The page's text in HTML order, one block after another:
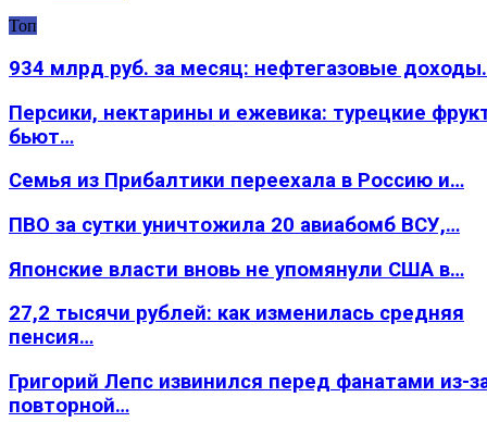
Топ
934 млрд руб. за месяц: нефтегазовые
Персики, нектарины и ежевика: турецкие
бьют…
Семья из Прибалтики переехала в Россию и…
ПВО за сутки уничтожила 20 авиабомб ВСУ,…
Японские власти вновь не упомянули США в…
27,2 тысячи рублей: как изменилась средняя
пенсия…
Григорий Лепс извинился перед фанатами из-
повторной…